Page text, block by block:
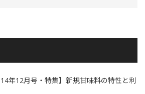
年12月号・特集】新規甘味料の特性と利